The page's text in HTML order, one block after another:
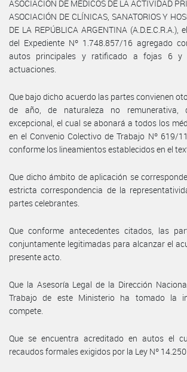
ASOCIACIÓN DE MÉDICOS DE LA ACTIVIDAD
ASOCIACIÓN DE CLÍNICAS, SANATORIOS Y
DE LA REPÚBLICA ARGENTINA
del Expediente Nº 1.748.857/16 agregado
autos principales y ratificado a fojas 6
actuaciones.
Que bajo dicho acuerdo las partes convienen
de año, de naturaleza no
excepcional, el cual se abonará a todos los
en el Convenio Colectivo de Trabajo Nº 619/
conforme los lineamientos establecidos en el
Que dicho ámbito de aplicación se
estricta correspondencia de la
partes celebrantes.
Que conforme antecedentes citados, las
conjuntamente legitimadas para alcanzar el
presente acto.
Que la Asesoría Legal de la Dirección
Trabajo de este Ministerio ha tomado la
compete.
Que se encuentra acreditado en autos el
recaudos formales exigidos por la Ley Nº 14.250